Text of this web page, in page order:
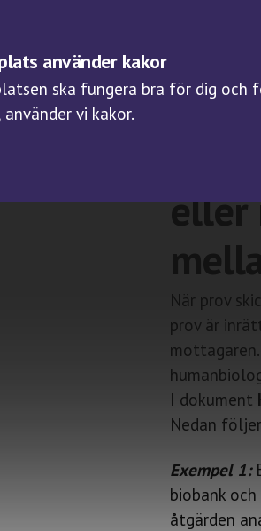
använder kakor
ska fungera bra för dig
vi kakor.
eller
När prov
prov är
I dokument
Nedan
Exempel 1:
biobank
åtgärden